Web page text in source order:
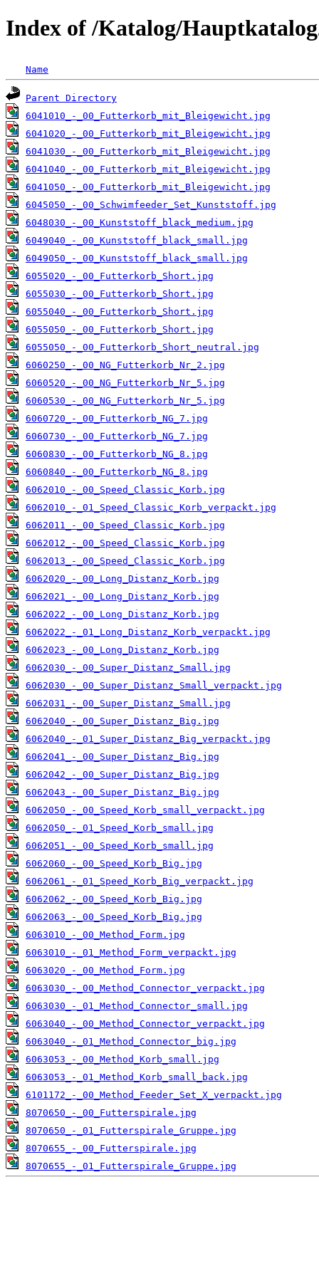
Index of /Katalog/
Name
Parent Directory
6041010_-_00_Futterkorb_mit_Bleigewicht.jpg
6041020_-_00_Futterkorb_mit_Bleigewicht.jpg
6041030_-_00_Futterkorb_mit_Bleigewicht.jpg
6041040_-_00_Futterkorb_mit_Bleigewicht.jpg
6041050_-_00_Futterkorb_mit_Bleigewicht.jpg
6045050_-_00_Schwimfeeder_Set_Kunststoff.jpg
6048030_-_00_Kunststoff_black_medium.jpg
6049040_-_00_Kunststoff_black_small.jpg
6049050_-_00_Kunststoff_black_small.jpg
6055020_-_00_Futterkorb_Short.jpg
6055030_-_00_Futterkorb_Short.jpg
6055040_-_00_Futterkorb_Short.jpg
6055050_-_00_Futterkorb_Short.jpg
6055050_-_00_Futterkorb_Short_neutral.jpg
6060250_-_00_NG_Futterkorb_Nr_2.jpg
6060520_-_00_NG_Futterkorb_Nr_5.jpg
6060530_-_00_NG_Futterkorb_Nr_5.jpg
6060720_-_00_Futterkorb_NG_7.jpg
6060730_-_00_Futterkorb_NG_7.jpg
6060830_-_00_Futterkorb_NG_8.jpg
6060840_-_00_Futterkorb_NG_8.jpg
6062010_-_00_Speed_Classic_Korb.jpg
6062010_-_01_Speed_Classic_Korb_verpackt.jpg
6062011_-_00_Speed_Classic_Korb.jpg
6062012_-_00_Speed_Classic_Korb.jpg
6062013_-_00_Speed_Classic_Korb.jpg
6062020_-_00_Long_Distanz_Korb.jpg
6062021_-_00_Long_Distanz_Korb.jpg
6062022_-_00_Long_Distanz_Korb.jpg
6062022_-_01_Long_Distanz_Korb_verpackt.jpg
6062023_-_00_Long_Distanz_Korb.jpg
6062030_-_00_Super_Distanz_Small.jpg
6062030_-_00_Super_Distanz_Small_verpackt.jpg
6062031_-_00_Super_Distanz_Small.jpg
6062040_-_00_Super_Distanz_Big.jpg
6062040_-_01_Super_Distanz_Big_verpackt.jpg
6062041_-_00_Super_Distanz_Big.jpg
6062042_-_00_Super_Distanz_Big.jpg
6062043_-_00_Super_Distanz_Big.jpg
6062050_-_00_Speed_Korb_small_verpackt.jpg
6062050_-_01_Speed_Korb_small.jpg
6062051_-_00_Speed_Korb_small.jpg
6062060_-_00_Speed_Korb_Big.jpg
6062061_-_01_Speed_Korb_Big_verpackt.jpg
6062062_-_00_Speed_Korb_Big.jpg
6062063_-_00_Speed_Korb_Big.jpg
6063010_-_00_Method_Form.jpg
6063010_-_01_Method_Form_verpackt.jpg
6063020_-_00_Method_Form.jpg
6063030_-_00_Method_Connector_verpackt.jpg
6063030_-_01_Method_Connector_small.jpg
6063040_-_00_Method_Connector_verpackt.jpg
6063040_-_01_Method_Connector_big.jpg
6063053_-_00_Method_Korb_small.jpg
6063053_-_01_Method_Korb_small_back.jpg
6101172_-_00_Method_Feeder_Set_X_verpackt.jpg
8070650_-_00_Futterspirale.jpg
8070650_-_01_Futterspirale_Gruppe.jpg
8070655_-_00_Futterspirale.jpg
8070655_-_01_Futterspirale_Gruppe.jpg